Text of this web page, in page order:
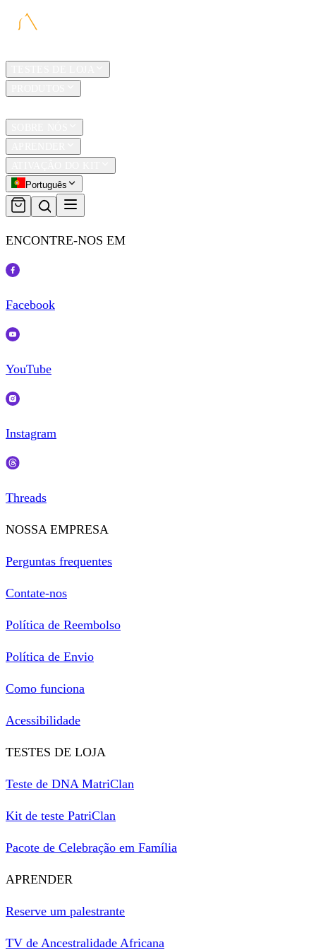
Português
ENCONTRE-NOS EM
Facebook
YouTube
Instagram
Threads
NOSSA EMPRESA
Perguntas frequentes
Contate-nos
Política de Reembolso
Política de Envio
Como funciona
Acessibilidade
TESTES DE LOJA
Teste de DNA MatriClan
Kit de teste PatriClan
Pacote de Celebração em Família
APRENDER
Reserve um palestrante
TV de Ancestralidade Africana